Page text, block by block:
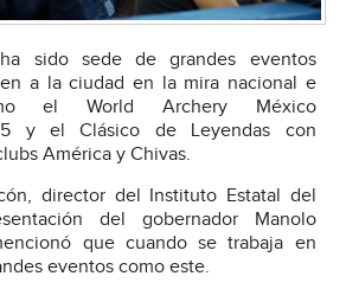
sido sede de grandes eventos
a la ciudad en la mira nacional e
el World Archery México
y el Clásico de Leyendas con
América y Chivas.
director del Instituto Estatal del
del gobernador Manolo
que cuando se trabaja en
eventos como este.